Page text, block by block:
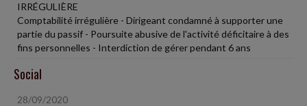
IRRÉGULIÈRE
Comptabilité irrégulière - Dirigeant condamné à supporter une
partie du passif - Poursuite abusive de l'activité déficitaire à des
fins personnelles - Interdiction de gérer pendant 6 ans
Social
28/09/2020